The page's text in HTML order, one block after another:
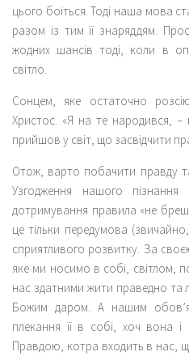
цього боїться. Тоді наша мова
разом із тим її знаряддям.
жодних шансів тоді, коли в
світло.
Сонцем, яке остаточно
Христос. «Я на те народився,
прийшов у світ, що засвідчити
Отож, варто побачити правду
Узгодження нашого
дотримування правила «не
це тільки передумова
сприятливого розвитку. За
яке ми носимо в собі, світлом,
нас здатними жити праведно та
Божим даром. А нашим
плекання її в собі, хоч вона
Правдою, котра входить в нас,